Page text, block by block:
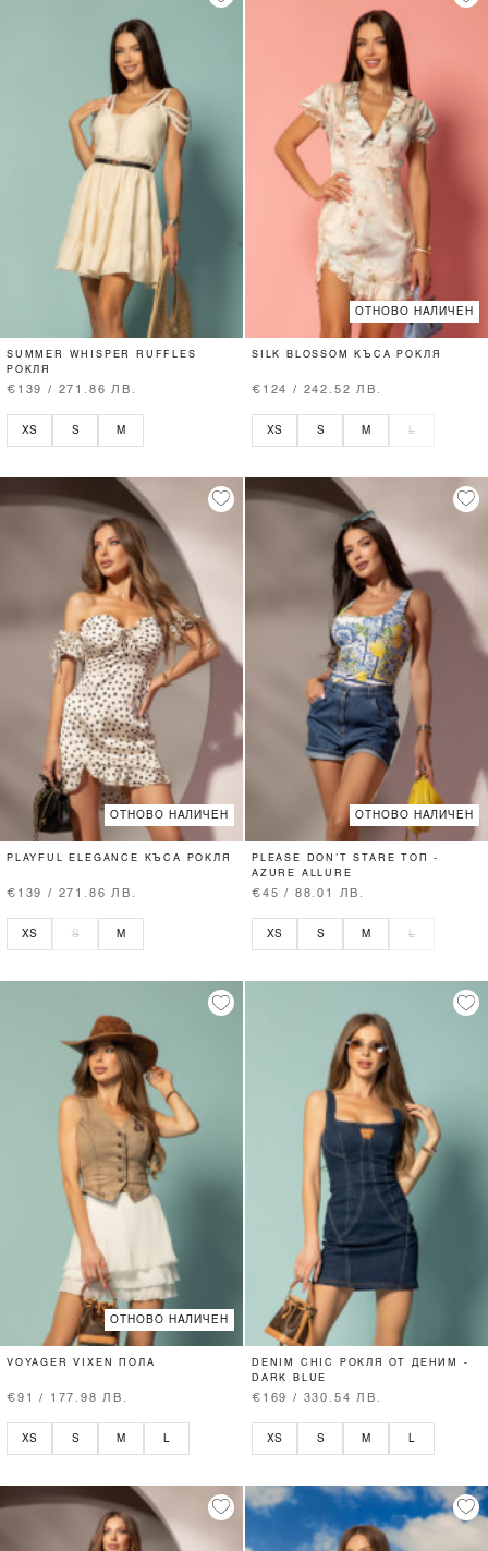
SUMMER WHISPER RUFFLES
РОКЛЯ
€139 / 271.86 ЛВ.
XS S M
ОТНОВО НАЛИЧЕН
SILK BLOSSOM КЪСА РОКЛЯ
€124 / 242.52 ЛВ.
XS S M L
ОТНОВО НАЛИЧЕН
PLAYFUL ELEGANCE КЪСА РОКЛЯ
€139 / 271.86 ЛВ.
XS S M
ОТНОВО НАЛИЧЕН
PLEASE DON’T STARE ТОП -
AZURE ALLURE
€45 / 88.01 ЛВ.
XS S M L
ОТНОВО НАЛИЧЕН
VOYAGER VIXEN ПОЛА
€91 / 177.98 ЛВ.
XS S M
DENIM CHIC РОКЛЯ ОТ ДЕНИМ -
DARK BLUE
€169 / 330.54 ЛВ.
XS S M